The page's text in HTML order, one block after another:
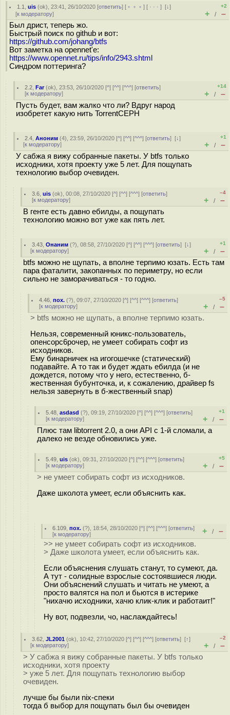
1.1 ,uis (ok), 23:41, 26/10/2020 [ответить] [ ﹢﹢﹢] [ · · ·][↓]
[к модератору]
+2
+ / –
Был дрист, теперь жо.
Быстрый поиск по github и вот:
https://github.com/johang/btfs
Вот заметка на opennet'е:
https://www.opennet.ru/tips/info/2943.shtml
Синдром поттеринга?
2.2 ,Far(ok), 23:53, 26/10/2020 [^] [^^] [^^^] [ответить]
[к модератору]
+14
+ / –
Пусть будет, вам жалко что ли? Вдруг народ
изобретет какую нить TorrentCEPH
2.4 ,Аноним (4), 23:59, 26/10/2020 [^] [^^] [^^^] [ответить][↓]
[к модератору]
+1
+ / –
У сабжа я вижу собранные пакеты. У btfs только
исходники, хотя проекту уже 5 лет. Для пощупать
технологию выбор очевиден.
3.6 ,uis (ok), 00:08, 27/10/2020 [^] [^^] [^^^] [ответить]
[к модератору]
–4
+ / –
В генте есть давно ебилды, а пощупать
технологию можно вот уже как пять лет.
3.43 ,Онаним (?), 08:58, 27/10/2020 [^] [^^] [^^^] [ответить][↓]
[к модератору]
+1
+ / –
btfs можно не щупать, а вполне терпимо юзать. Есть там
пара фаталити, закопанных по периметру, но если
сильно не заморачиваться - то годно.
4.46 ,пох. (?), 09:07, 27/10/2020 [^] [^^] [^^^] [ответить]
[к модератору]
–5
+ / –
> btfs можно не щупать, а вполне терпимо юзать.
Нельзя, современный юникс-пользователь,
опенсорс6рочеp, не умеет собирать софт из
исходников.
Ему бинарничек на игогошечке (статический)
подавайте. А то так и будет ждать ебилда (и не
дождется, потому что у него, естественно, б-
жественная бубунточка, и, к сожалению, драйвер fs
нельзя завернуть в б-жественный snap)
5.48 ,asdasd (?), 09:19, 27/10/2020 [^] [^^] [^^^] [ответить]
[к модератору]
+1
+ / –
Плюс там libtorrent 2.0, а они API с 1-й сломали, а
далеко не везде обновились уже.
5.49 ,uis (ok), 09:31, 27/10/2020 [^] [^^] [^^^] [ответить]
[к модератору]
+5
+ / –
> не умеет собирать софт из исходников.
Даже школота умеет, если объяснить как.
6.109 ,пох. (?), 18:54, 28/10/2020 [^] [^^] [^^^] [ответить]
[к модератору] + / –
>> не умеет собирать софт из исходников.
> Даже школота умеет, если объяснить как.
Если объяснения слушать станут, то сумеют, да.
А тут - солидные взрослые состоявшиеся люди.
Они объяснений слушать и читать не умеют, а
просто валятся на пол и бьются в истерике
"нихачю исходники, хачю клик-клик и работаит!"
Ну вот, подвезли, чо, наслаждайтесь!
3.62 ,JL2001 (ok), 10:42, 27/10/2020 [^] [^^] [^^^] [ответить][↑]
[к модератору]
–2
+ / –
> У сабжа я вижу собранные пакеты. У btfs только
исходники, хотя проекту
> уже 5 лет. Для пощупать технологию выбор
очевиден.
лучше бы были nix-спеки
тогда б выбор для пощупать был бы очевиден